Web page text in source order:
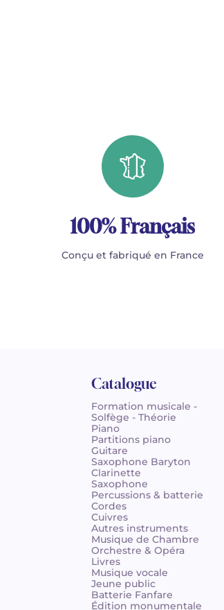
100% Français
Conçu et fabriqué en France
Catalogue
Formation musicale -
Solfège - Théorie
Piano
Partitions piano
Guitare
Saxophone Baryton
Clarinette
Saxophone
Percussions & batterie
Cordes
Cuivres
Autres instruments
Musique de Chambre
Orchestre & Opéra
Livres
Musique vocale
Jeune public
Batterie Fanfare
Édition monumentale